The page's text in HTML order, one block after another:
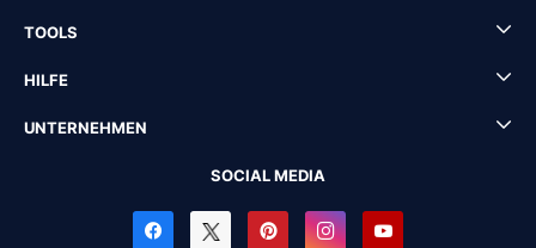
TOOLS
HILFE
UNTERNEHMEN
SOCIAL MEDIA